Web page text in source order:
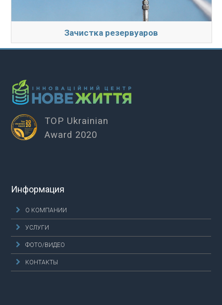
Зачистка резервуаров
TOP Ukrainian
Award 2020
Информация
О КОМПАНИИ
УСЛУГИ
ФОТО/ВИДЕО
КОНТАКТЫ